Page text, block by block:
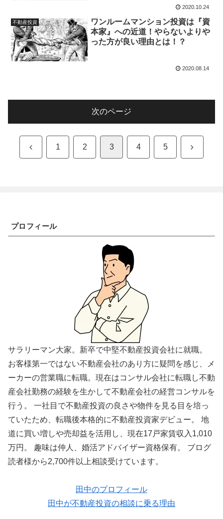
2020.10.24
不動産投資
ワンルームマンション投資は『資
本家』への近道！やらないよりや
った方が良い理由とは！？
2020.08.14
次のページ
前 1 2 3 4 5 次
プロフィール
サラリーマン大家。新卒で中堅不動産投資会社に就職。
お客様第一ではない不動産会社のあり方に疑問を感じ、メ
ーカーの営業職に転職。現在はコンサル会社に転職し不動
産会社勤務の経験を生かして不動産会社の経営コンサルを
行う。 一社目で不動産投資の良さや物件を見る目を培っ
ていたため、転職後本格的に不動産投資家デビュー。 地
道に買い増しや売却益を活用し、現在17戸家賃収入1,010
万円。 趣味は仲人、婚活アドバイザー資格保有。 ブログ
読者様から2,700件以上相談受けています。
田中のプロフィール
田中が不動産投資の相談に乗る理由